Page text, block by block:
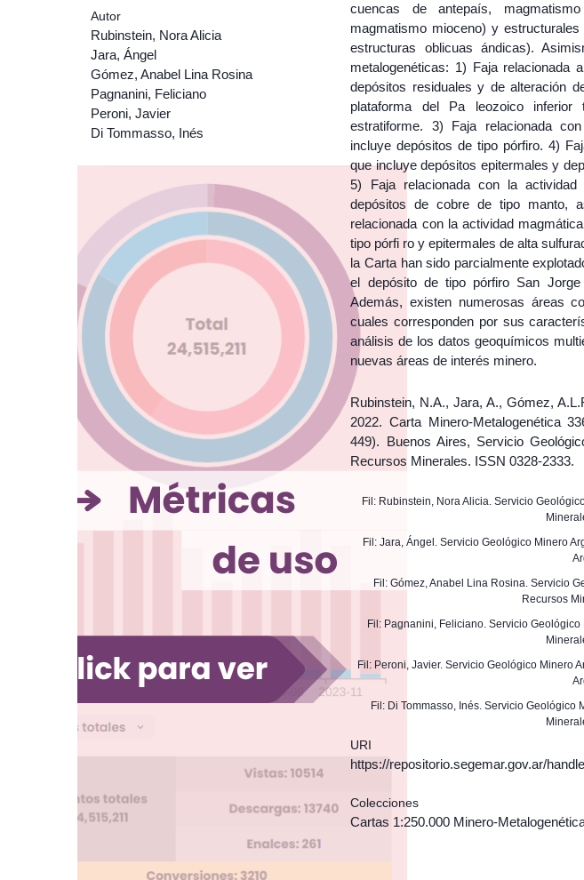
Autor
Rubinstein, Nora Alicia
Jara, Ángel
Gómez, Anabel Lina Rosina
Pagnanini, Feliciano
Peroni, Javier
Di Tommasso, Inés
cuencas de antepaís,
magmatismo mioceno) y
estructuras oblicuas ándicas).
metalogenéticas: 1) Faja relacionada
depósitos residuales y de alteración
plataforma del Pa leozoico
estratiforme. 3) Faja relacionada
incluye depósitos de tipo pórfiro. 4)
que incluye depósitos epitermales y
5) Faja relacionada con la
depósitos de cobre de tipo manto,
relacionada con la actividad
tipo pórfi ro y epitermales de alta
la Carta han sido parcialmente
el depósito de tipo pórfiro San
Además, existen numerosas áreas
cuales corresponden por sus
análisis de los datos geoquímicos
nuevas áreas de interés minero.
Rubinstein, N.A., Jara, A., Gómez,
2022. Carta Minero-Metalogenética
449). Buenos Aires, Servicio
Recursos Minerales. ISSN 0328-2333.
Fil: Rubinstein, Nora Alicia. Servicio
Fil: Jara, Ángel. Servicio Geológico Minero
Fil: Gómez, Anabel Lina Rosina. Servicio
Recursos
Fil: Pagnanini, Feliciano. Servicio
Fil: Peroni, Javier. Servicio Geológico Minero
Fil: Di Tommasso, Inés. Servicio
URI
https://repositorio.segemar.gov.ar/
Colecciones
Cartas 1:250.000 Minero-